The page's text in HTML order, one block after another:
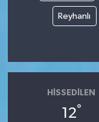
Reyhanlı
HISSEDILEN
12°